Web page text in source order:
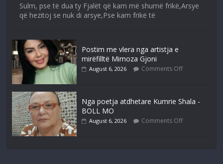
Sulm, pse të dua ty Fjalët që kam më shumë frikë,Arsye
që hezitoj se nuk di arsye,Pse kam frikë të
Postim me vlera nga artistja e
mirëfilltë Mimoza Gjoni
August 6, 2026 Comments Off
Nga poetja atdhetare Kumrie Shala -
BOLL MO
August 6, 2026 Comments Off